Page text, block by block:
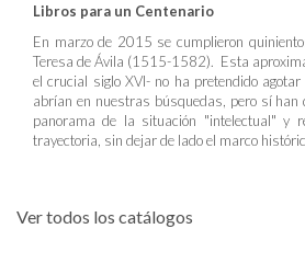
Libros para un Centenario
En marzo de 2015 se cumplieron
Teresa de Ávila (1515-1582). Esta
el crucial siglo XVI- no ha pretendido
abrían en nuestras búsquedas, pero sí han
panorama de la situación "intelectual" y
trayectoria, sin dejar de lado el marco
Ver todos los catálogos